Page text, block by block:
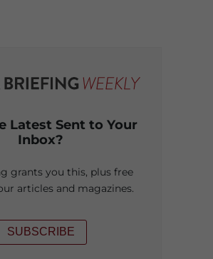
Latest Sent to Your
Inbox?
grants you this, plus free
articles and magazines.
SUBSCRIBE